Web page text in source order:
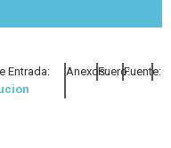
Entrada:
Anexos:Fuero:Fuente: